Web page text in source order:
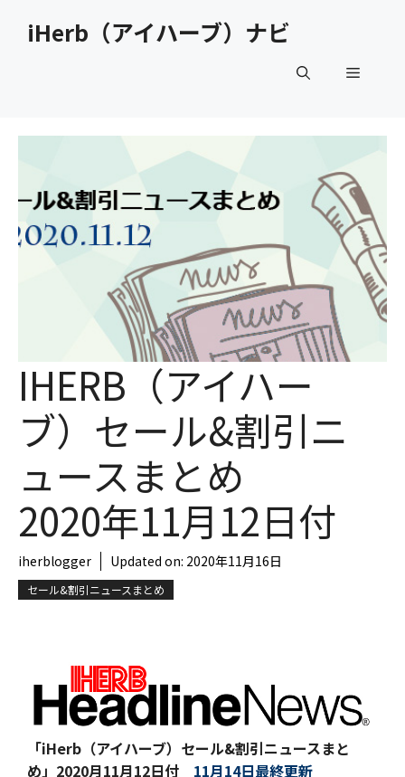
iHerb（アイハーブ）ナビ
メ
ー
IHERB（アイハー
ブ）セール&割引ニ
ュースまとめ
2020年11月12日付
iherblogger Updated on: 2020年11月16日
セール&割引ニュースまとめ
「iHerb（アイハーブ）セール&割引ニュースまと
め」 2020月11月12日付 11月14日最終更新